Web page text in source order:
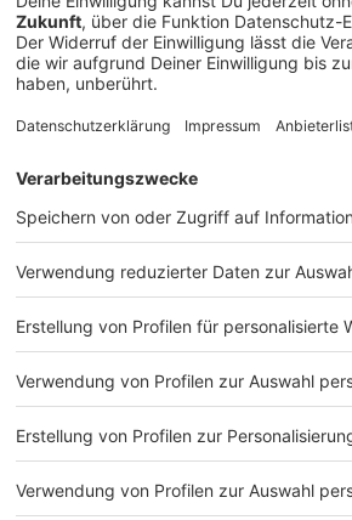
ROCKventskalender?Die
Push - smarte
Weihnachtsgeschenke verpassen?
von uns benachrichtigen!
App unsere
und lasst euch soeinmal
Türchenaufs Smartphone schicken.
so easy! :-)
im "Für dich"-Bereich unter
App downloaden
in der App aktivieren